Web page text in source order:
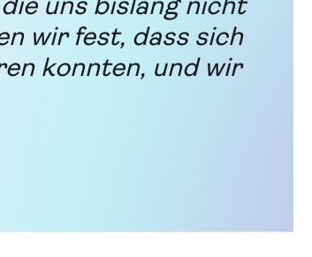
wir fest, dass sich
konnten, und wir